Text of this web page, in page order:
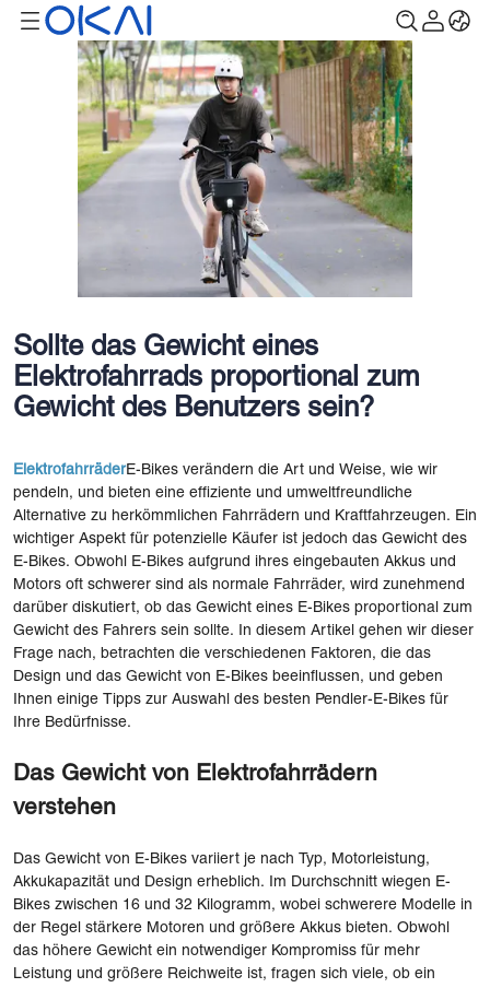
Sollte das Gewicht eines
Elektrofahrrads proportional zum
Gewicht des Benutzers sein?
ElektrofahrräderE-Bikes verändern die Art und Weise, wie wir
pendeln, und bieten eine effiziente und umweltfreundliche
Alternative zu herkömmlichen Fahrrädern und Kraftfahrzeugen. Ein
wichtiger Aspekt für potenzielle Käufer ist jedoch das Gewicht des
E-Bikes. Obwohl E-Bikes aufgrund ihres eingebauten Akkus und
Motors oft schwerer sind als normale Fahrräder, wird zunehmend
darüber diskutiert, ob das Gewicht eines E-Bikes proportional zum
Gewicht des Fahrers sein sollte. In diesem Artikel gehen wir dieser
Frage nach, betrachten die verschiedenen Faktoren, die das
Design und das Gewicht von E-Bikes beeinflussen, und geben
Ihnen einige Tipps zur Auswahl des besten Pendler-E-Bikes für
Ihre Bedürfnisse.
Das Gewicht von Elektrofahrrädern
verstehen
Das Gewicht von E-Bikes variiert je nach Typ, Motorleistung,
Akkukapazität und Design erheblich. Im Durchschnitt wiegen E-
Bikes zwischen 16 und 32 Kilogramm, wobei schwerere Modelle in
der Regel stärkere Motoren und größere Akkus bieten. Obwohl
das höhere Gewicht ein notwendiger Kompromiss für mehr
Leistung und größere Reichweite ist, fragen sich viele, ob ein